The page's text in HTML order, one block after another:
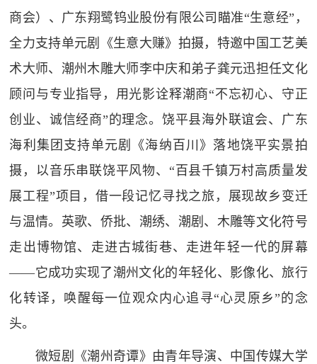
商会）、广东翔鹭钨业股份有限公司瞄准“生意经”，
全力支持单元剧《生意大赚》拍摄，特邀中国工艺美
术大师、潮州木雕大师李中庆和弟子龚元迅担任文化
顾问与专业指导，用光影诠释潮商“不忘初心、守正
创业、诚信经商”的理念。饶平县海外联谊会、广东
海利集团支持单元剧《海纳百川》落地饶平实景拍
摄，以音乐串联饶平风物、“百县千镇万村高质量发
展工程”项目，借一段记忆寻找之旅，展现故乡变迁
与温情。英歌、侨批、潮绣、潮剧、木雕等文化符号
走出博物馆、走进古城街巷、走进年轻一代的屏幕
——它成功实现了潮州文化的年轻化、影像化、旅行
化转译，唤醒每一位观众内心追寻“心灵原乡”的念
头。
微短剧《潮州奇谭》由青年导演、中国传媒大学